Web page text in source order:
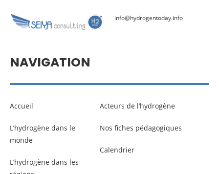
info@hydrogentoday.info
NAVIGATION
Accueil
L’hydrogène dans le
monde
L’hydrogène dans les
Acteurs de l’hydrogène
Nos fiches pédagogiques
Calendrier